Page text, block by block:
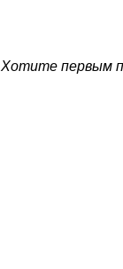
Хотите первым